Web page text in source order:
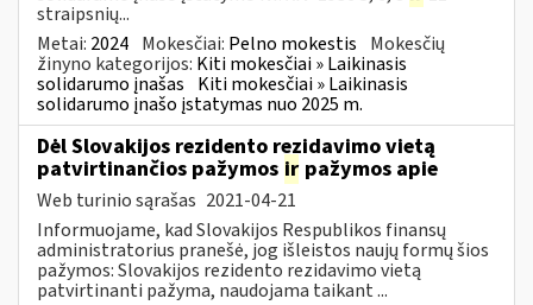
straipsnių...
Metai: 2024 Mokesčiai: Pelno mokestis Mokesčių
žinyno kategorijos: Kiti mokesčiai » Laikinasis
solidarumo įnašas Kiti mokesčiai » Laikinasis
solidarumo įnašo įstatymas nuo 2025 m.
Dėl Slovakijos rezidento rezidavimo vietą
patvirtinančios pažymos ir pažymos apie
Web turinio sąrašas 2021-04-21
Informuojame, kad Slovakijos Respublikos finansų
administratorius pranešė, jog išleistos naujų formų šios
pažymos: Slovakijos rezidento rezidavimo vietą
patvirtinanti pažyma, naudojama taikant ...